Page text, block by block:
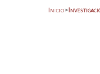
Inicio>